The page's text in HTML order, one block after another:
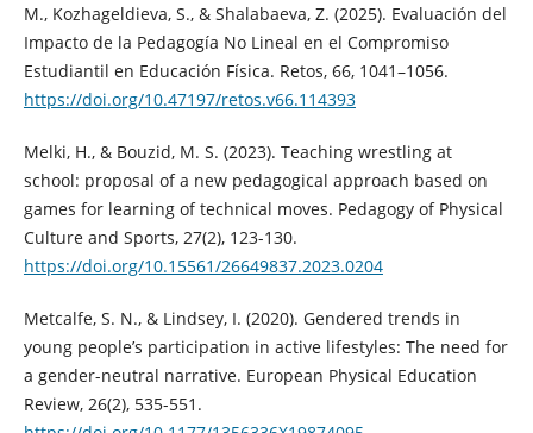
M., Kozhageldieva, S., & Shalabaeva, Z. (2025). Evaluación del
Impacto de la Pedagogía No Lineal en el Compromiso
Estudiantil en Educación Física. Retos, 66, 1041–1056.
https://doi.org/10.47197/retos.v66.114393
Melki, H., & Bouzid, M. S. (2023). Teaching wrestling at
school: proposal of a new pedagogical approach based on
games for learning of technical moves. Pedagogy of Physical
Culture and Sports, 27(2), 123-130.
https://doi.org/10.15561/26649837.2023.0204
Metcalfe, S. N., & Lindsey, I. (2020). Gendered trends in
young people’s participation in active lifestyles: The need for
a gender-neutral narrative. European Physical Education
Review, 26(2), 535-551.